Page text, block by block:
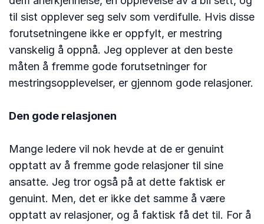
til sist opplever seg selv som verdifulle. Hvis disse
forutsetningene ikke er oppfylt, er mestring
vanskelig å oppnå. Jeg opplever at den beste
måten å fremme gode forutsetninger for
mestringsopplevelser, er gjennom gode relasjoner.
Den gode relasjonen
Mange ledere vil nok hevde at de er genuint
opptatt av å fremme gode relasjoner til sine
ansatte. Jeg tror også på at dette faktisk er
genuint. Men, det er ikke det samme å være
opptatt av relasjoner, og å faktisk få det til. For å